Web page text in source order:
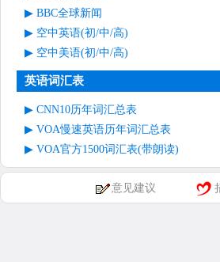
BBC全球新闻
空中英语(初/中/高)
空中美语(初/中/高)
英语词汇表
CNN10历年词汇总表
VOA慢速英语历年词汇总表
VOA官方1500词汇表(带朗读)
意见建议